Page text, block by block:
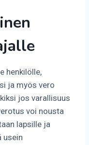
henkilölle,
ja myös vero
jos varallisuus
voi nousta
lapsille ja
usein